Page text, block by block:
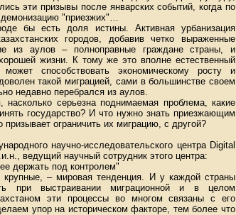
эти призывы после январских событий, когда по
"приезжих"…
бы есть доля истины. Активная урбанизация
городов, добавив четко выраженные
из аулов – полноправные граждане страны, и
жизни. К тому же это вполне естественный
способствовать экономическому росту и
такой миграцией, сами в большинстве своем
недавно перебрался из аулов.
серьезна поднимаемая проблема, какие
государство? И что нужно знать приезжающим
ограничить их миграцию, с другой?
научно-исследовательского центра Digital
ведущий научный сотрудник этого центра:
держать под контролем"
крупные, – мировая тенденция. И у каждой страны
при выстраивании миграционной и в целом
эти процессы во многом связаны с его
упор на историческом факторе, тем более что